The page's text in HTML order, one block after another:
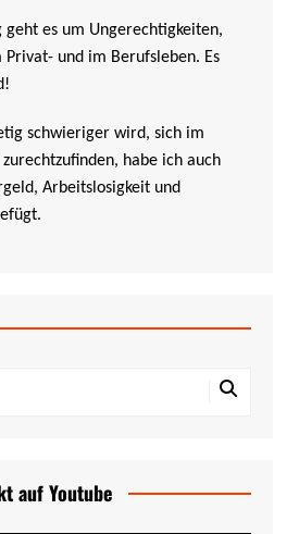
geht es um Ungerechtigkeiten,
Privat- und im Berufsleben. Es
schwieriger wird, sich im
habe ich auch
Arbeitslosigkeit und
auf Youtube